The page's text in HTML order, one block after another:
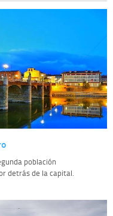
población
detrás de la capital.